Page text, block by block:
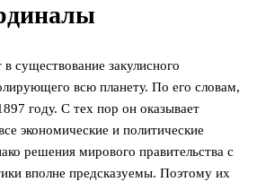
существование закулисного
всю планету. По его словам,
году. С тех пор он оказывает
экономические и политические
решения мирового правительства с
вполне предсказуемы. Поэтому их